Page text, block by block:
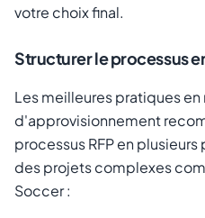
votre choix final.
Structurer le processus
Les meilleures pratiques en
d'approvisionnement
processus RFP en
des projets complexes
Soccer :